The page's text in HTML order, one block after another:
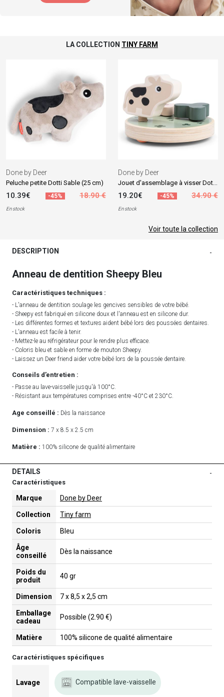
LA COLLECTION TINY FARM
Done by Deer
Peluche petite Dotti Sable (25 cm)
10.39€ -45% 18.90 €
En stock
Done by Deer
19.20€ -45% 34.90 €
En stock
Voir toute la collection
DESCRIPTION -
Anneau de dentition Sheepy Bleu
Caractéristiques techniques :
- L'anneau de dentition soulage les gencives sensibles de votre bébé.
- Sheepy est fabriqué en silicone doux et l'anneau est en silicone dur.
- Les différentes formes et textures aident bébé lors des poussées dentaires.
- L'anneau est facile à tenir.
- Mettez-le au réfrigérateur pour le rendre plus efficace.
- Coloris bleu et sable en forme de mouton Sheepy.
- Laissez un Deer friend aider votre bébé lors de la poussée dentaire.
Conseils d’entretien :
- Passe au lave-vaisselle jusqu'à 100°C.
- Résistant aux températures comprises entre -40°C et 230°C.
Age conseillé : Dès la naissance
Dimension : 7 x 8.5 x 2.5 cm
Matière : 100% silicone de qualité alimentaire
DETAILS -
Caractéristiques
Marque Done by Deer
Collection Tiny farm
Coloris Bleu
Âge
conseillé
Dès la naissance
Poids du
produit
40 gr
Dimension 7 x 8,5 x 2,5 cm
Emballage
cadeau
Possible (2.90 €)
Matière 100% silicone de qualité alimentaire
Caractéristiques spécifiques
Lavage Compatible lave-vaisselle